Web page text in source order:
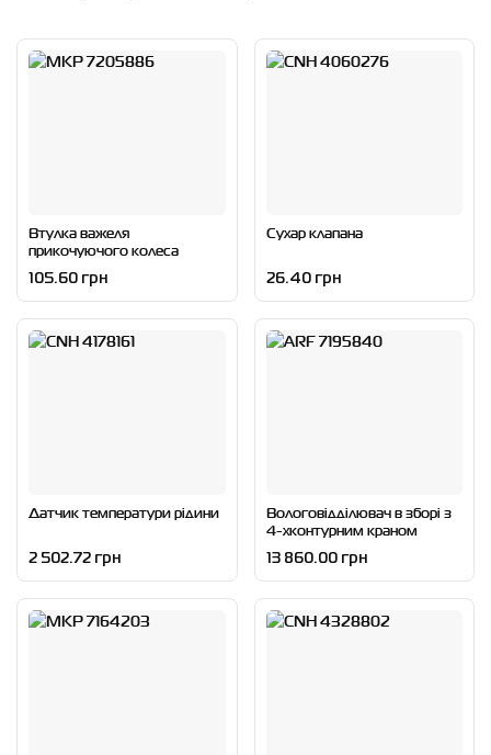
Втулка важеля
прикочуючого колеса
105.60 грн
Сухар клапана
26.40 грн
Датчик температури рідини
2 502.72 грн
Вологовідділювач в зборі з
4-хконтурним краном
13 860.00 грн